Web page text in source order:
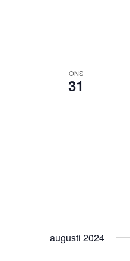
ONS
31
augusti 2024